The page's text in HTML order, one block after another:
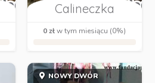
Calineczka
0 złw tym miesiącu (0%)
NOWY DWÓR